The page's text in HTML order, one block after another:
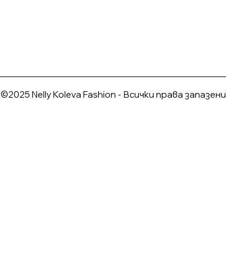
©2025 Nelly Koleva Fashion - Всички права запазени